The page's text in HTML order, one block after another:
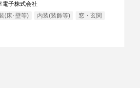
電子株式会社
(床･壁等)
内装(装飾等) 窓・玄関